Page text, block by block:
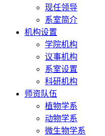
现任领导
系室简介
机构设置
学院机构
议事机构
系室设置
科研机构
师资队伍
植物学系
动物学系
微生物学系